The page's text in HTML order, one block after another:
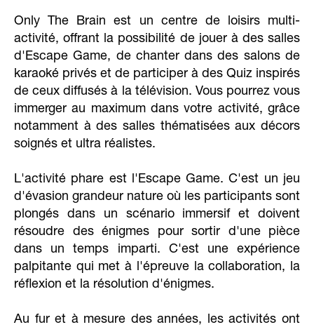
Only The Brain est un centre de loisirs multi-
activité, offrant la possibilité de jouer à des salles
d'Escape Game, de chanter dans des salons de
karaoké privés et de participer à des Quiz inspirés
de ceux diffusés à la télévision. Vous pourrez vous
immerger au maximum dans votre activité, grâce
notamment à des salles thématisées aux décors
soignés et ultra réalistes.
L'activité phare est l'Escape Game. C'est un jeu
d'évasion grandeur nature où les participants sont
plongés dans un scénario immersif et doivent
résoudre des énigmes pour sortir d'une pièce
dans un temps imparti. C'est une expérience
palpitante qui met à l'épreuve la collaboration, la
réflexion et la résolution d'énigmes.
Au fur et à mesure des années, les activités ont